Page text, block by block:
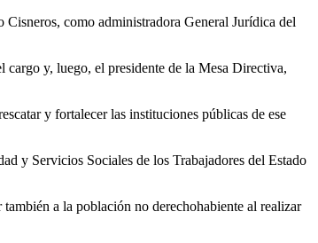
como administradora General Jurídica del
y, luego, el presidente de la Mesa Directiva,
y fortalecer las instituciones públicas de ese
y Servicios Sociales de los Trabajadores del Estado
a la población no derechohabiente al realizar